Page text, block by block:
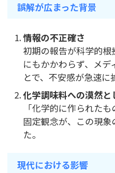
誤解が広まった背景
情報の不正確さ
初期の報告が科学的
にもかかわらず、メ
とで、不安感が急速に
化学調味料への漠然と
「化学的に作られた
固定観念が、この現
た。
現代における影響